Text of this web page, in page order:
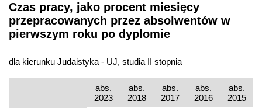
Czas pracy, jako procent miesięcy
przepracowanych przez absolwentów w
pierwszym roku po dyplomie
dla kierunku Judaistyka - UJ, studia II stopnia
abs.
2023
abs.
2018
abs.
2017
abs.
2016
abs.
2015